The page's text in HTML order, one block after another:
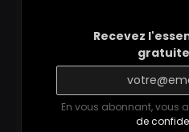
Recevez
En vous abonnant, vous
de